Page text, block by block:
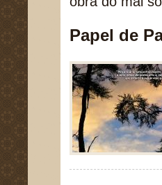
Papel de